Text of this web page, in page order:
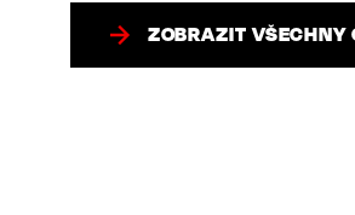
ZOBRAZIT VŠECHNY